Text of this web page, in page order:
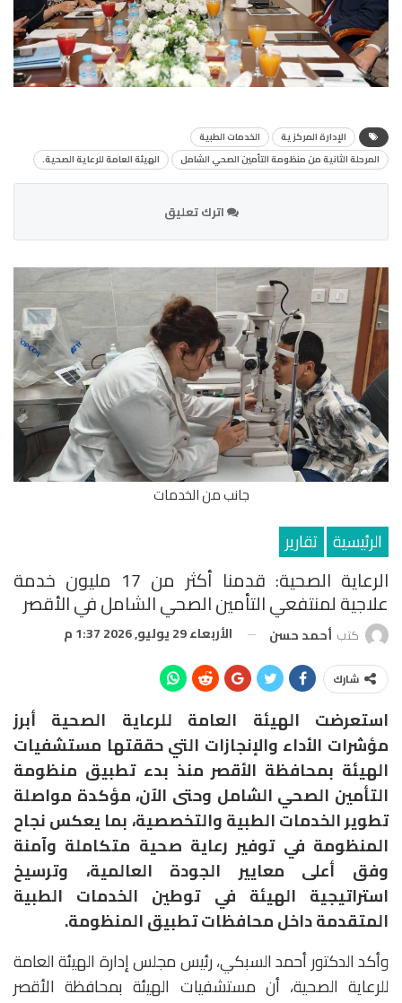
الإدارة المركزية
الخدمات الطبية
المرحلة الثانية من منظومة التأمين الصحي الشامل
الهيئة العامة للرعاية الصحية.
اترك تعليق
جانب من الخدمات
الرئيسية تقارير
الرعاية الصحية: قدمنا أكثر من 17 مليون خدمة
علاجية لمنتفعي التأمين الصحي الشامل في الأقصر
كتب أحمد حسن الأربعاء 29 يوليو, 2026 1:37 م
شارك
استعرضت الهيئة العامة للرعاية الصحية أبرز
مؤشرات الأداء والإنجازات التي حققتها مستشفيات
الهيئة بمحافظة الأقصر منذ بدء تطبيق منظومة
التأمين الصحي الشامل وحتى الآن، مؤكدة مواصلة
تطوير الخدمات الطبية والتخصصية، بما يعكس نجاح
المنظومة في توفير رعاية صحية متكاملة وآمنة
وفق أعلى معايير الجودة العالمية، وترسيخ
استراتيجية الهيئة في توطين الخدمات الطبية
المتقدمة داخل محافظات تطبيق المنظومة.
وأكد الدكتور أحمد السبكي، رئيس مجلس إدارة الهيئة العامة
للرعاية الصحية، أن مستشفيات الهيئة بمحافظة الأقصر